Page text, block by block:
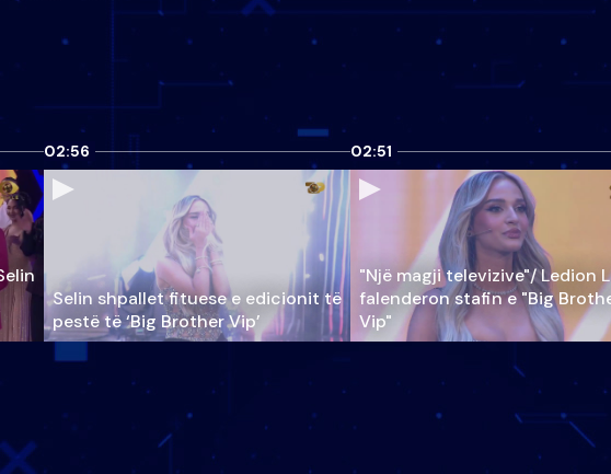
02:56
Selin shpallet fituese e edicionit të
pestë të ‘Big Brother Vip’
02:51
"Një magji televizive"/ Ledion
falenderon stafin e "Big
Vip"